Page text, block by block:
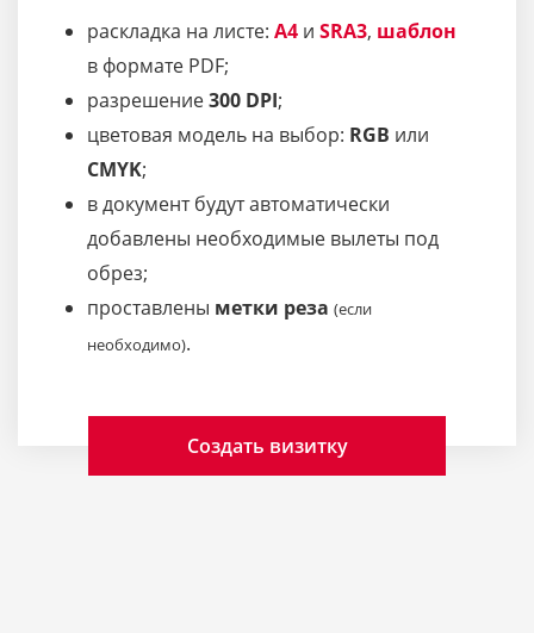
раскладка на листе: A4 и SRA3, шаблон
в формате PDF;
разрешение300 DPI;
цветовая модель на выбор: RGB или
CMYK;
в документ будут автоматически
добавлены необходимые вылеты под
обрез;
проставлены метки реза (если
необходимо).
Создать визитку